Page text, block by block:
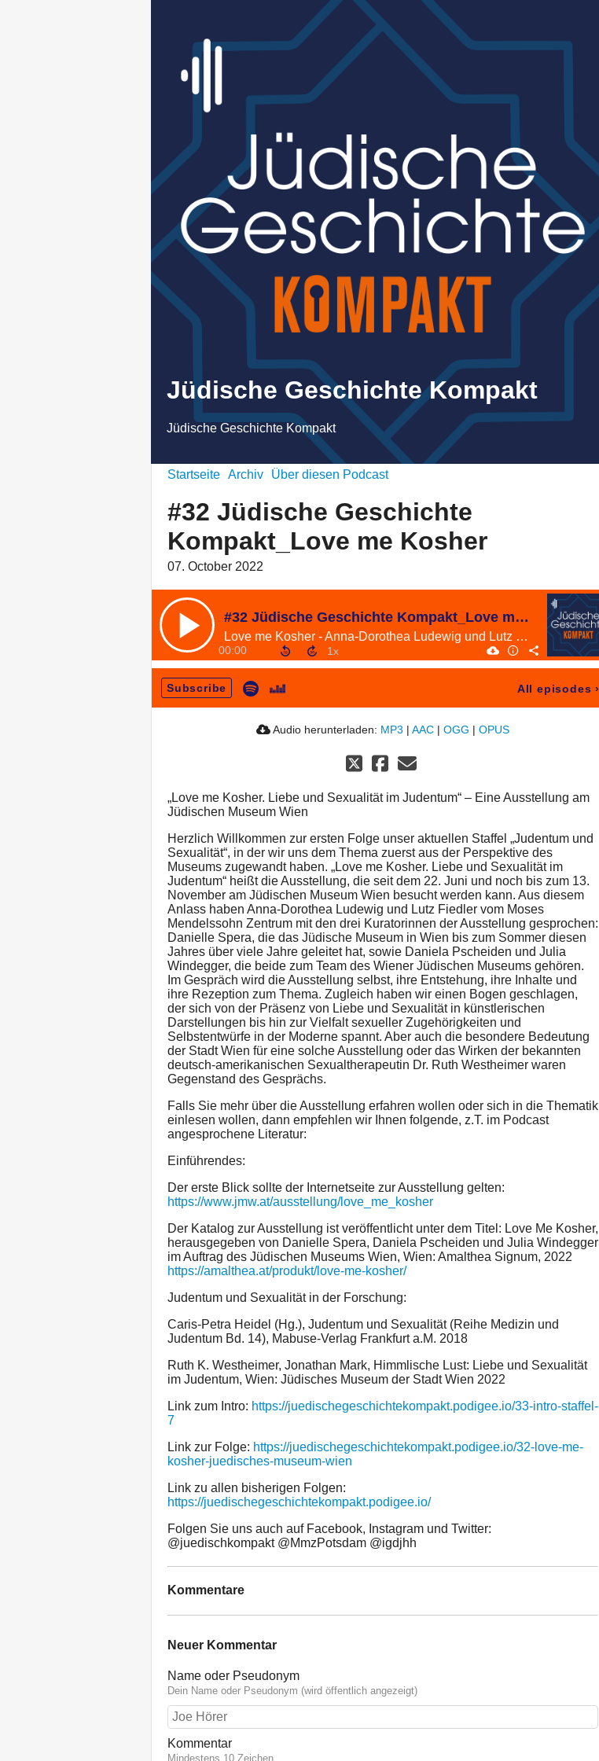
Jüdische Geschichte Kompakt
Jüdische Geschichte Kompakt
Startseite Archiv Über diesen Podcast
#32 Jüdische Geschichte
Kompakt_Love me Kosher
07. October 2022
#32 Jüdische Geschichte Kompakt_Love me Kosher
Love me Kosher - Anna-Dorothea Ludewig und Lutz Fiedler (MMZ) im Gespräch über eine Ausstellung zu Liebe und Sexualität im Judentum
00:00
Subscribe All episodes ›
Audio herunterladen: MP3 | AAC | OGG | OPUS
„Love me Kosher. Liebe und Sexualität im Judentum“ – Eine Ausstellung am
Jüdischen Museum Wien
Herzlich Willkommen zur ersten Folge unser aktuellen Staffel „Judentum und
Sexualität“, in der wir uns dem Thema zuerst aus der Perspektive des
Museums zugewandt haben. „Love me Kosher. Liebe und Sexualität im
Judentum“ heißt die Ausstellung, die seit dem 22. Juni und noch bis zum 13.
November am Jüdischen Museum Wien besucht werden kann. Aus diesem
Anlass haben Anna-Dorothea Ludewig und Lutz Fiedler vom Moses
Mendelssohn Zentrum mit den drei Kuratorinnen der Ausstellung gesprochen:
Danielle Spera, die das Jüdische Museum in Wien bis zum Sommer diesen
Jahres über viele Jahre geleitet hat, sowie Daniela Pscheiden und Julia
Windegger, die beide zum Team des Wiener Jüdischen Museums gehören.
Im Gespräch wird die Ausstellung selbst, ihre Entstehung, ihre Inhalte und
ihre Rezeption zum Thema. Zugleich haben wir einen Bogen geschlagen,
der sich von der Präsenz von Liebe und Sexualität in künstlerischen
Darstellungen bis hin zur Vielfalt sexueller Zugehörigkeiten und
Selbstentwürfe in der Moderne spannt. Aber auch die besondere Bedeutung
der Stadt Wien für eine solche Ausstellung oder das Wirken der bekannten
deutsch-amerikanischen Sexualtherapeutin Dr. Ruth Westheimer waren
Gegenstand des Gesprächs.
Falls Sie mehr über die Ausstellung erfahren wollen oder sich in die Thematik
einlesen wollen, dann empfehlen wir Ihnen folgende, z.T. im Podcast
angesprochene Literatur:
Einführendes:
Der erste Blick sollte der Internetseite zur Ausstellung gelten:
https://www.jmw.at/ausstellung/love_me_kosher
Der Katalog zur Ausstellung ist veröffentlicht unter dem Titel: Love Me Kosher,
herausgegeben von Danielle Spera, Daniela Pscheiden und Julia Windegger
im Auftrag des Jüdischen Museums Wien, Wien: Amalthea Signum, 2022
https://amalthea.at/produkt/love-me-kosher/
Judentum und Sexualität in der Forschung:
Caris-Petra Heidel (Hg.), Judentum und Sexualität (Reihe Medizin und
Judentum Bd. 14), Mabuse-Verlag Frankfurt a.M. 2018
Ruth K. Westheimer, Jonathan Mark, Himmlische Lust: Liebe und Sexualität
im Judentum, Wien: Jüdisches Museum der Stadt Wien 2022
Link zum Intro: https://juedischegeschichtekompakt.podigee.io/33-intro-staffel-
7
Link zur Folge: https://juedischegeschichtekompakt.podigee.io/32-love-me-
kosher-juedisches-museum-wien
Link zu allen bisherigen Folgen:
https://juedischegeschichtekompakt.podigee.io/
Folgen Sie uns auch auf Facebook, Instagram und Twitter:
@juedischkompakt @MmzPotsdam @igdjhh
Kommentare
Neuer Kommentar
Name oder Pseudonym
Dein Name oder Pseudonym (wird öffentlich angezeigt)
Kommentar
Mindestens 10 Zeichen